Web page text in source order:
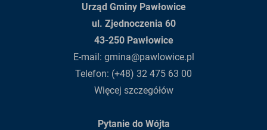
Urząd Gminy Pawłowice
ul. Zjednoczenia 60
43-250 Pawłowice
E-mail: gmina@pawlowice.pl
Telefon: (+48) 32 475 63 00
Więcej szczegółów
Pytanie do Wójta